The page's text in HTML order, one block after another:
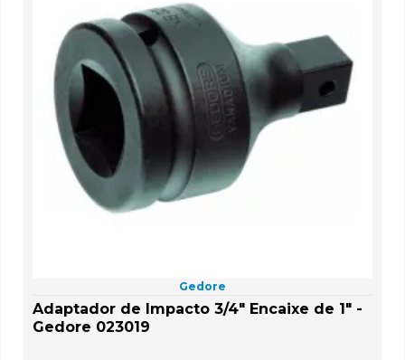
Gedore
Adaptador de Impacto 3/4" Encaixe de 1" -
Gedore 023019